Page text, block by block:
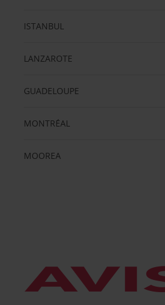
ISTANBUL
LANZAROTE
GUADELOUPE
MONTRÉAL
MOOREA